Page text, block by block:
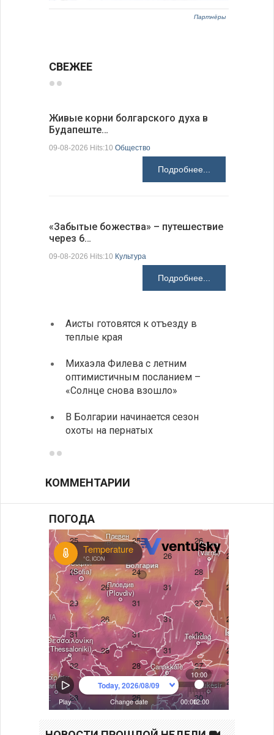
Партнёры
СВЕЖЕЕ
Живые корни болгарского духа в
Будапеште…
09-08-2026 Hits:10 Общество
Подробнее...
«Забытые божества» – путешествие
через 6…
09-08-2026 Hits:10 Культура
Подробнее...
Аисты готовятся к отъезду в
теплые края
Михаэла Филева с летним
оптимистичным посланием –
«Солнце снова взошло»
В Болгарии начинается сезон
охоты на пернатых
КОММЕНТАРИИ
ПОГОДА